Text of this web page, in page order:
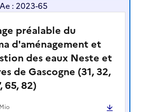
: 2023-65
préalable du
d'aménagement et
des eaux Neste et
de Gascogne (31, 32,
65, 82)